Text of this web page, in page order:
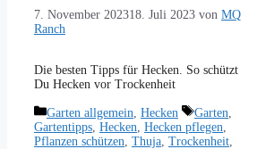
7. November 202318. Juli 2023 von MQ
Ranch
Die besten Tipps für Hecken. So schützt
Du Hecken vor Trockenheit
Kategorien
Garten allgemein Hecken Schlagwörter
Garten
Gartentipps Hecken Hecken pflegen
Pflanzen schützen Thuja Trockenheit